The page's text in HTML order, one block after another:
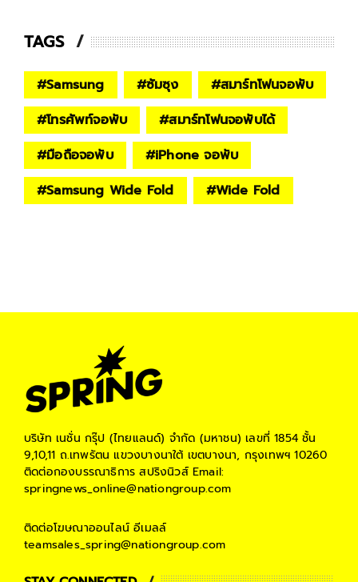
TAGS
#Samsung #ซัมซุง #สมาร์ทโฟนจอพับ
#โทรศัพท์จอพับ #สมาร์ทโฟนจอพับได้
#มือถือจอพับ #iPhone จอพับ
#Samsung Wide Fold #Wide Fold
บริษัท เนชั่น กรุ๊ป (ไทยแลนด์) จำกัด (มหาชน) เลขที่ 1854 ชั้น
9,10,11 ถ.เทพรัตน แขวงบางนาใต้ เขตบางนา, กรุงเทพฯ 10260
ติดต่อกองบรรณาธิการ สปริงนิวส์Email:
springnews_online@nationgroup.com
ติดต่อโฆษณาออนไลน์ อีเมลล์
teamsales_spring@nationgroup.com